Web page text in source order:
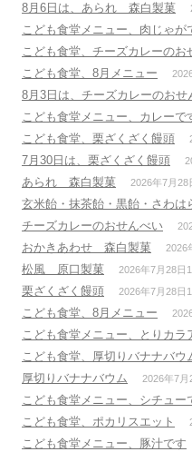
8月6日は、あられ 森白製菓
こども食堂メニュー、肉じゃが
こども食堂、チーズカレーのお
こども食堂、8月メニュー
8月3日は、チーズカレーのおせ
こども食堂メニュー、カレーで
こども食堂、栗ざくざく饅頭
7月30日は、栗ざくざく饅頭
あられ 森白製菓 2026年7月28
玄米飴・抹茶飴・黒飴・さわは
チーズカレーのおせんべい
おかきあわせ 森白製菓 2026
松風 原口製菓 2026年7月28日
栗ざくざく饅頭 2026年7月28日
こども食堂、8月メニュー
こども食堂メニュー、とりカラ
こども食堂、厚切りバナナバウ
厚切りバナナバウム 2026年7
こども食堂メニュー、シチュー
こども食堂、ポカリスエット
こども食堂メニュー、豚汁です